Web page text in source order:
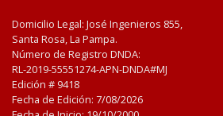
Domicilio Legal: José Ingenieros 855,
Santa Rosa, La Pampa.
Número de Registro DNDA:
RL-2019-55551274-APN-DNDA#MJ
Edición # 9418
Fecha de Edición: 7/08/2026